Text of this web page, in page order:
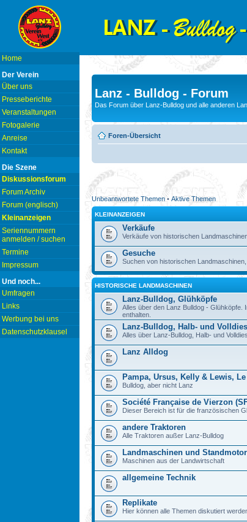
Home
Der Verein
Über uns
Presseberichte
Veranstaltungen
Fotogalerie
Anreise
Kontakt
Die Szene
Diskussionsforum
Forum Archiv
Forum (englisch)
Kleinanzeigen
Seriennummern
anmelden / suchen
Termine
Impressum
Und noch...
Umfragen
Links
Werbung bei uns
Datenschutzklausel
Lanz - Bulldog - Forum
Das Forum über Lanz-Bulldog und alle anderen
Foren-Übersicht
Unbeantwortete Themen• Aktive Themen
KLEINANZEIGEN
Verkäufe
Verkäufe von historischen
Gesuche
Suchen von historischen
HISTORISCHE LANDMASCHINEN
Lanz-Bulldog, Glühköpfe
Alles über den Lanz Bulldog - Glühköpfe.
enthalten.
Lanz-Bulldog, Halb- und
Alles über Lanz-Bulldog, Halb- und
Lanz Alldog
Pampa, Ursus, Kelly & Lewis,
Bulldog, aber nicht Lanz
Société Française de Vierzon
Dieser Bereich ist für die französischen
andere Traktoren
Alle Traktoren außer Lanz-Bulldog
Landmaschinen und
Maschinen aus der Landwirtschaft
allgemeine Technik
Replikate
Hier können alle Themen diskutiert